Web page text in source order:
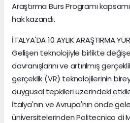
Araştırma Burs Programı
hak kazandı.
İTALYA'DA 10 AYLIK ARAŞTIRMA
Gelişen teknolojiyle birlikte
davranışlarını ve artırılmış
gerçeklik (VR) teknolojilerinin
duygusal tepkileri üzerindeki
İtalya'nın ve Avrupa'nın önde
üniversitelerinden Politecnico di